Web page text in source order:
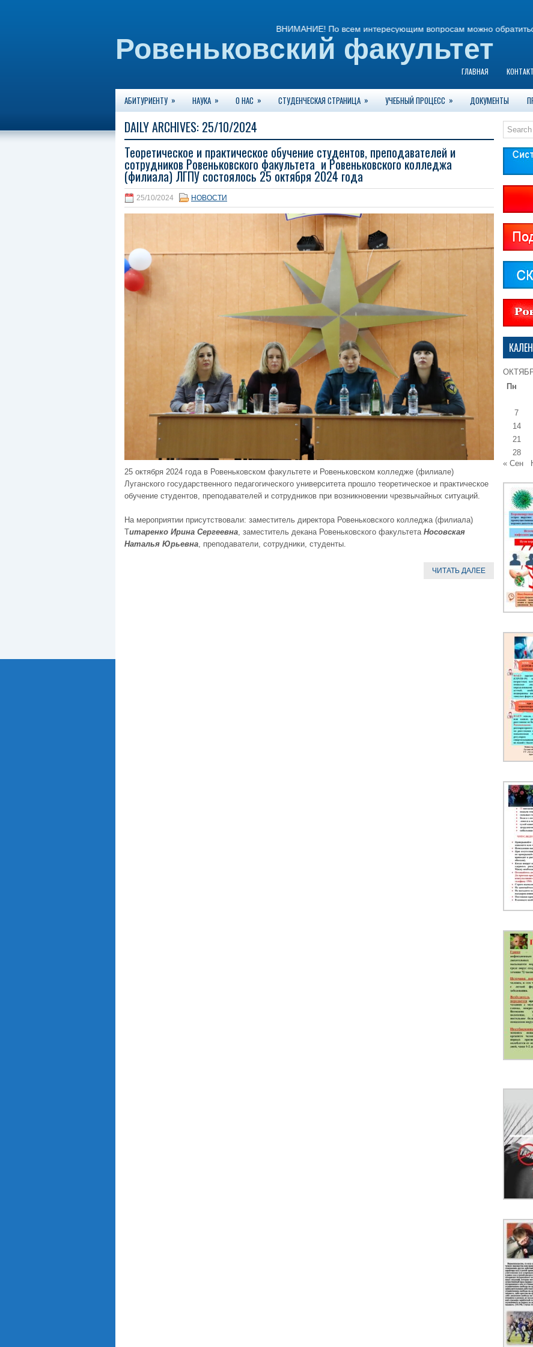
ВНИМАНИЕ! По всем интересующим вопросам можно обратиться:
Ровеньковский факультет
ГЛАВНАЯ
АБИТУРИЕНТУ » НАУКА » О НАС » СТУДЕНЧЕСКАЯ СТРАНИЦА » УЧЕБНЫЙ ПРОЦЕСС » ДОКУМЕНТЫ
DAILY ARCHIVES: 25/10/2024
Теоретическое и практическое обучение студентов, преподавателей и
сотрудников Ровеньковского факультета и Ровеньковского колледжа
(филиала) ЛГПУ состоялось 25 октября 2024 года
25/10/2024 НОВОСТИ
25 октября 2024 года в Ровеньковском факультете и Ровеньковском колледже (филиале)
Луганского государственного педагогического университета прошло теоретическое и практическое
обучение студентов, преподавателей и сотрудников при возникновении чрезвычайных ситуаций.
На мероприятии присутствовали: заместитель директора Ровеньковского колледжа (филиала)
Титаренко Ирина Сергеевна , заместитель декана Ровеньковского факультета Носовская
Наталья Юрьевна , преподаватели, сотрудники, студенты.
ЧИТАТЬ ДАЛЕЕ
Пн
7
14
21
28
« Сен